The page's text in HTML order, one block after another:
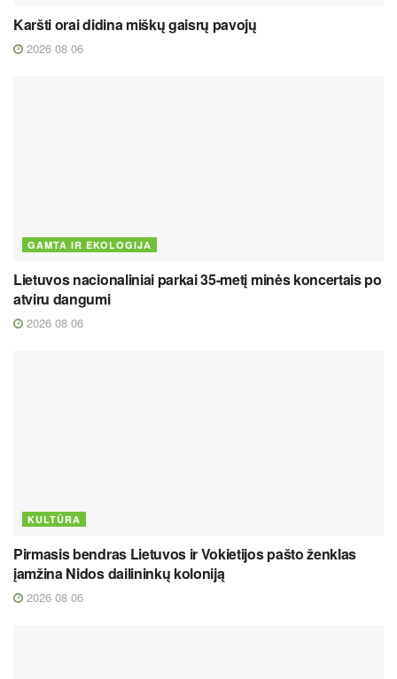
Karšti orai didina miškų gaisrų pavojų
2026 08 06
GAMTA IR EKOLOGIJA
Lietuvos nacionaliniai parkai 35-metį minės koncertais po
atviru dangumi
2026 08 06
KULTŪRA
Pirmasis bendras Lietuvos ir Vokietijos pašto ženklas
įamžina Nidos dailininkų koloniją
2026 08 06